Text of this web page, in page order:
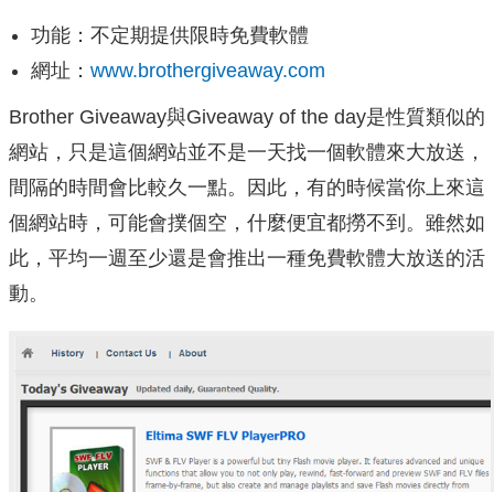
功能：不定期提供限時免費軟體
網址： www.brothergiveaway.com
Brother Giveaway與Giveaway of the day是性質類似的
網站，只是這個網站並不是一天找一個軟體來大放送，
間隔的時間會比較久一點。因此，有的時候當你上來這
個網站時，可能會撲個空，什麼便宜都撈不到。雖然如
此，平均一週至少還是會推出一種免費軟體大放送的活
動。